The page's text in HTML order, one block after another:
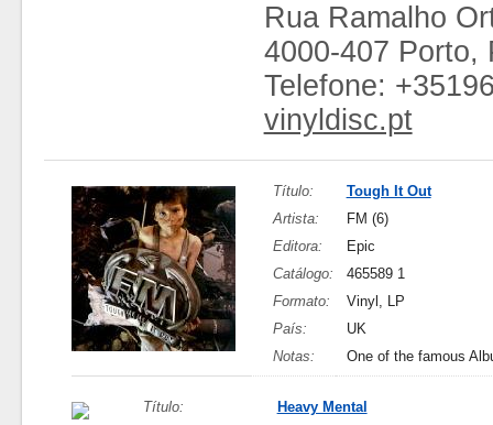
Rua Ramalho
4000-407 Porto,
Telefone:
vinyldisc.pt
Título:
Tough It Out
Artista:
FM (6)
Editora:
Epic
Catálogo:
465589 1
Formato:
Vinyl, LP
País:
UK
Notas:
One of the famous
Título:
Heavy Mental